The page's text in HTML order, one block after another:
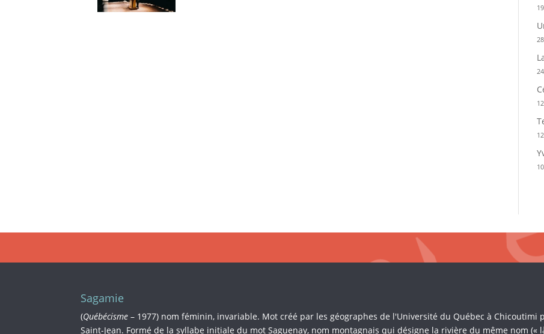
Sagamie
(Québécisme– 1977) nom féminin, invariable. Mot créé par les géographes de l'Université du Québec à Chicoutimi
Saint-Jean. Formé de la syllabe initiale du mot Saguenay, nom montagnais qui désigne la rivière du même nom («